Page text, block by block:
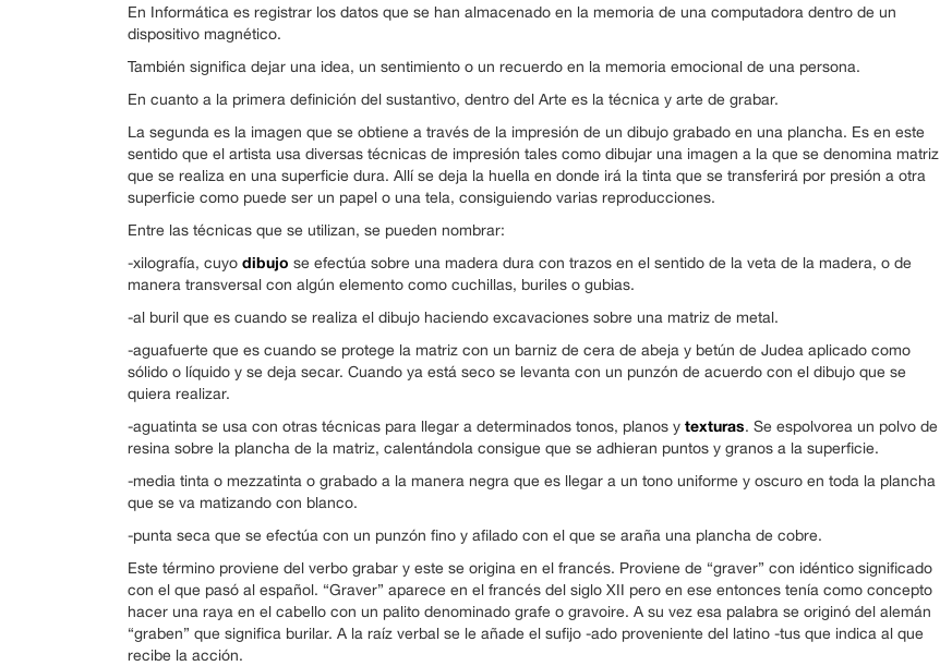
En Informática es registrar los datos que se han almacenado en la memoria de una computadora dentro de un
dispositivo magnético.
También significa dejar una idea, un sentimiento o un recuerdo en la memoria emocional de una persona.
En cuanto a la primera definición del sustantivo, dentro del Arte es la técnica y arte de grabar.
La segunda es la imagen que se obtiene a través de la impresión de un dibujo grabado en una plancha. Es en este
sentido que el artista usa diversas técnicas de impresión tales como dibujar una imagen a la que se denomina matriz
que se realiza en una superficie dura. Allí se deja la huella en donde irá la tinta que se transferirá por presión a otra
superficie como puede ser un papel o una tela, consiguiendo varias reproducciones.
Entre las técnicas que se utilizan, se pueden nombrar:
-xilografía, cuyo dibujo se efectúa sobre una madera dura con trazos en el sentido de la veta de la madera, o de
manera transversal con algún elemento como cuchillas, buriles o gubias.
-al buril que es cuando se realiza el dibujo haciendo excavaciones sobre una matriz de metal.
-aguafuerte que es cuando se protege la matriz con un barniz de cera de abeja y betún de Judea aplicado como
sólido o líquido y se deja secar. Cuando ya está seco se levanta con un punzón de acuerdo con el dibujo que se
quiera realizar.
-aguatinta se usa con otras técnicas para llegar a determinados tonos, planos y texturas. Se espolvorea un polvo de
resina sobre la plancha de la matriz, calentándola consigue que se adhieran puntos y granos a la superficie.
-media tinta o mezzatinta o grabado a la manera negra que es llegar a un tono uniforme y oscuro en toda la plancha
que se va matizando con blanco.
-punta seca que se efectúa con un punzón fino y afilado con el que se araña una plancha de cobre.
Este término proviene del verbo grabar y este se origina en el francés. Proviene de “graver” con idéntico significado
con el que pasó al español. “Graver” aparece en el francés del siglo XII pero en ese entonces tenía como concepto
hacer una raya en el cabello con un palito denominado grafe o gravoire. A su vez esa palabra se originó del alemán
“graben” que significa burilar. A la raíz verbal se le añade el sufijo -ado proveniente del latino -tus que indica al que
recibe la acción.